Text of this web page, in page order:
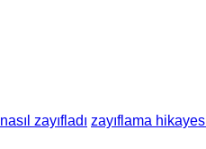
nasıl zayıfladı zayıflama